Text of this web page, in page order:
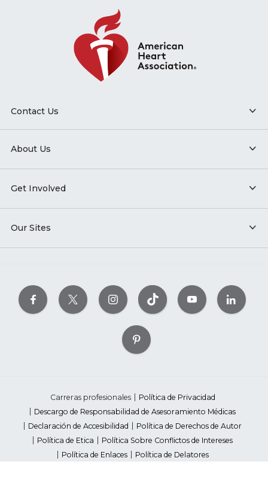
Contact Us
About Us
Get Involved
Our Sites
Carreras profesionales
Política de Privacidad
Descargo de Responsabilidad de Asesoramiento Médicas
Declaración de Accesibilidad
Política de Derechos de Autor
Política de Etica
Política Sobre Conflictos de Intereses
Política de Enlaces
Política de Delatores